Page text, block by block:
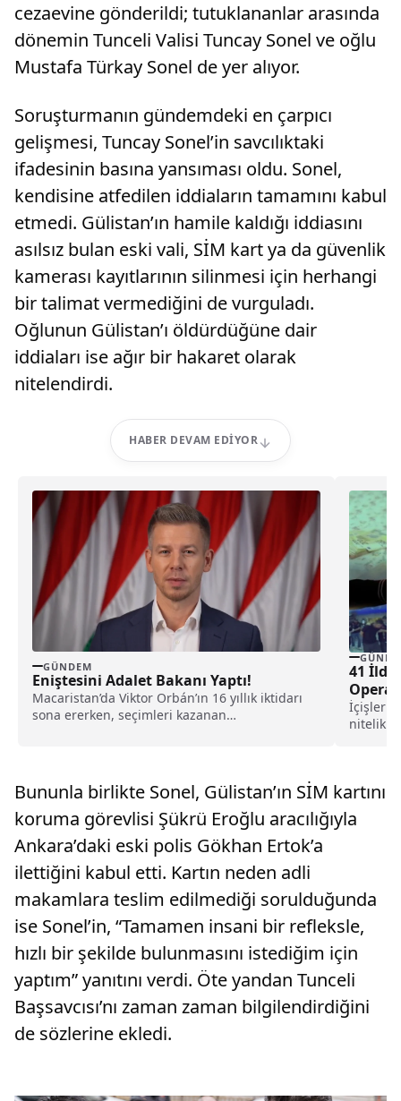
cezaevine gönderildi; tutuklananlar arasında
dönemin Tunceli Valisi Tuncay Sonel ve oğlu
Mustafa Türkay Sonel de yer alıyor.
Soruşturmanın gündemdeki en çarpıcı
gelişmesi, Tuncay Sonel’in savcılıktaki
ifadesinin basına yansıması oldu. Sonel,
kendisine atfedilen iddiaların tamamını kabul
etmedi. Gülistan’ın hamile kaldığı iddiasını
asılsız bulan eski vali, SİM kart ya da güvenlik
kamerası kayıtlarının silinmesi için herhangi
bir talimat vermediğini de vurguladı.
Oğlunun Gülistan’ı öldürdüğüne dair
iddiaları ise ağır bir hakaret olarak
nitelendirdi.
HABER DEVAM EDIYOR
GÜNDEM
Eniştesini Adalet Bakanı Yaptı!
Macaristan’da Viktor Orbán’ın 16 yıllık iktidarı
sona ererken, seçimleri kazanan
41 İlde
İçişleri
nitelikli
Bununla birlikte Sonel, Gülistan’ın SİM kartını
koruma görevlisi Şükrü Eroğlu aracılığıyla
Ankara’daki eski polis Gökhan Ertok’a
ilettiğini kabul etti. Kartın neden adli
makamlara teslim edilmediği sorulduğunda
ise Sonel’in, “Tamamen insani bir refleksle,
hızlı bir şekilde bulunmasını istediğim için
yaptım” yanıtını verdi. Öte yandan Tunceli
Başsavcısı’nı zaman zaman bilgilendirdiğini
de sözlerine ekledi.